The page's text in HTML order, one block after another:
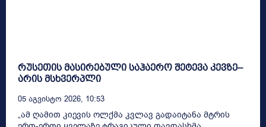
რუსეთის მასირებული საჰაერო შეტევა კევზე–
არის მსხვერპლი
05 Აგვისტო 2026, 10:53
„ამ ღამით კიევის ოლქმა კვლავ გადაიტანა მტრის